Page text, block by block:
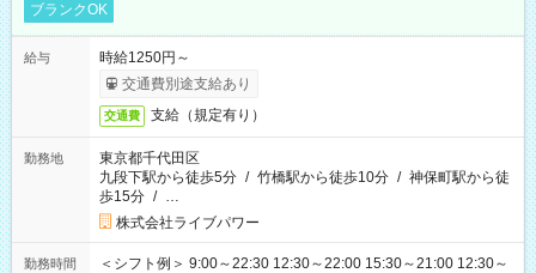
ブランクOK
給与
時給1250円～
交通費別途支給あり
交通費 支給（規定有り）
勤務地
東京都千代田区
九段下駅から徒歩5分 / 竹橋駅から徒歩10分 / 神保町駅から徒
歩15分 / …
株式会社ライブパワー
勤務時間
＜シフト例＞ 9:00～22:30 12:30～22:00 15:30～21:00 12:30～